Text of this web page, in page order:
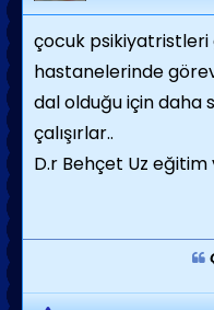
çocuk
hastanelerinde
dal olduğu için daha
çalışırlar..
D.r Behçet Uz